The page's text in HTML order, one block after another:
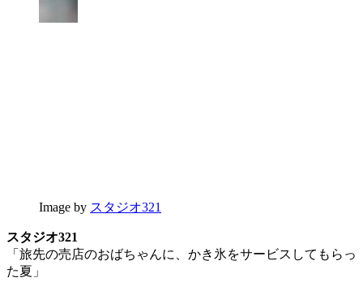
Image by スタジオ321
スタジオ321
「旅先の売店のおばちゃんに、かき氷をサービスしてもらっ
た夏」